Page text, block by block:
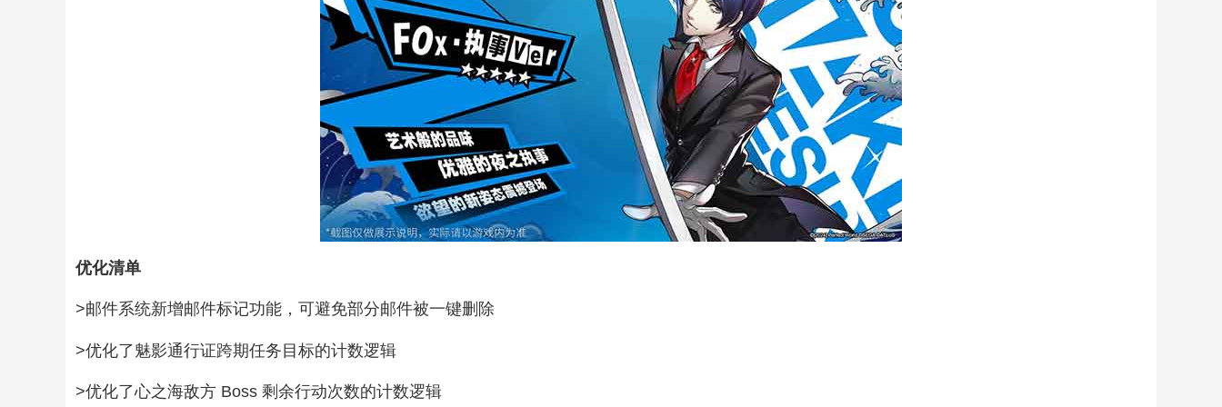
优化清单
>邮件系统新增邮件标记功能，可避免部分邮件被一键删除
>优化了魅影通行证跨期任务目标的计数逻辑
>优化了心之海敌方 Boss 剩余行动次数的计数逻辑